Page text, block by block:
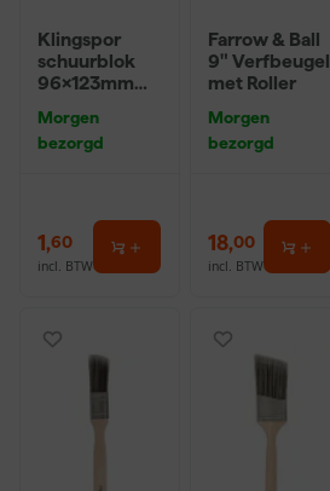
Klingspor
schuurblok
96x123mm
Morgen
bezorgd
1,60
incl. BTW
Farrow & Ball
9" Verfbeugel
met Roller
Morgen
bezorgd
18,00
incl. BTW